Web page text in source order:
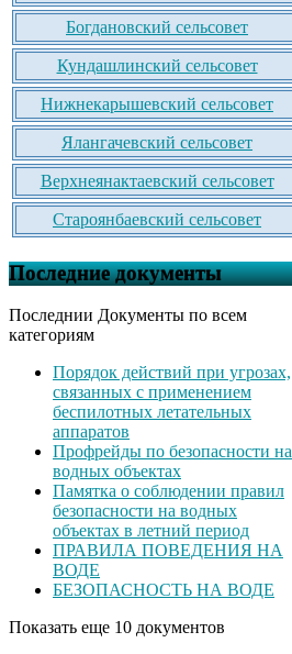
Богдановский сельсовет
Кундашлинский сельсовет
Нижнекарышевский сельсовет
Ялангачевский сельсовет
Верхнеянактаевский сельсовет
Староянбаевский сельсовет
Последние документы
Последнии Документы по всем
категориям
Порядок действий при угрозах,
связанных с применением
беспилотных летательных
аппаратов
Профрейды по безопасности на
водных объектах
Памятка о соблюдении правил
безопасности на водных
объектах в летний период
ПРАВИЛА ПОВЕДЕНИЯ НА
ВОДЕ
БЕЗОПАСНОСТЬ НА ВОДЕ
Показать еще 10 документов